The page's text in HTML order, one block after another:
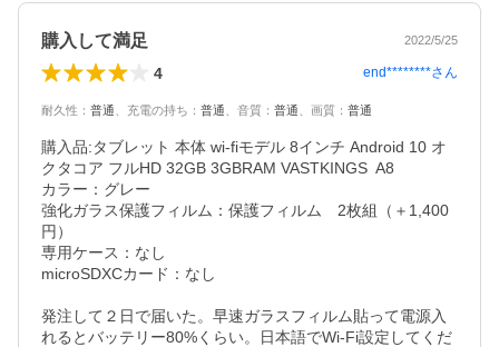
購入して満足 2022/5/25
4 end********さん
耐久性 ： 普通 充電の持ち ： 普通 音質 ： 普通 画質 ： 普通
購入品:タブレット 本体 wi-fiモデル 8インチ Android 10 オ
クタコア フルHD 32GB 3GBRAM VASTKINGS  A8
カラー：グレー
強化ガラス保護フィルム：保護フィルム　2枚組（＋1,400
円）
専用ケース：なし
microSDXCカード：なし
発注して２日で届いた。早速ガラスフィルム貼って電源入
れるとバッテリー80%くらい。日本語でWi-Fi設定してくだ